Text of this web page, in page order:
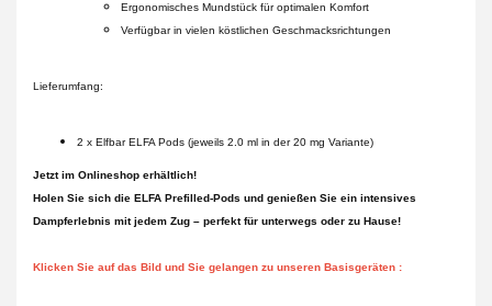
Ergonomisches Mundstück für optimalen Komfort
Verfügbar in vielen köstlichen Geschmacksrichtungen
Lieferumfang:
2 x Elfbar ELFA Pods (jeweils 2.0 ml in der 20 mg Variante)
Jetzt im Onlineshop erhältlich!
Holen Sie sich die ELFA Prefilled-Pods und genießen Sie ein intensives
Dampferlebnis mit jedem Zug – perfekt für unterwegs oder zu Hause!
Klicken Sie auf das Bild und Sie gelangen zu unseren Basisgeräten :